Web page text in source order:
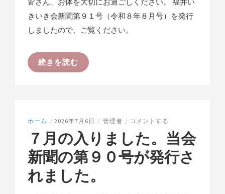
きいき会新聞第９１号（令和８年８月号）を発行
しましたので、ご覧ください。
続きを読む
ホーム / 2026年7月6日 / 管理者 / コメントする
７月の入りました。当会
新聞の第９０号が発行さ
れました。